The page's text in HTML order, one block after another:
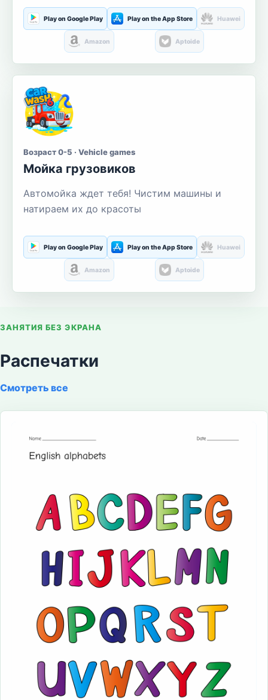
Play on Google Play Play on the App Store Huawei
Amazon Aptoide
Возраст 0-5 · Vehicle games
Мойка грузовиков
Автомойка ждет тебя! Чистим машины и
натираем их до красоты
Play on Google Play Play on the App Store Huawei
Amazon Aptoide
ЗАНЯТИЯ БЕЗ ЭКРАНА
Распечатки
Смотреть все